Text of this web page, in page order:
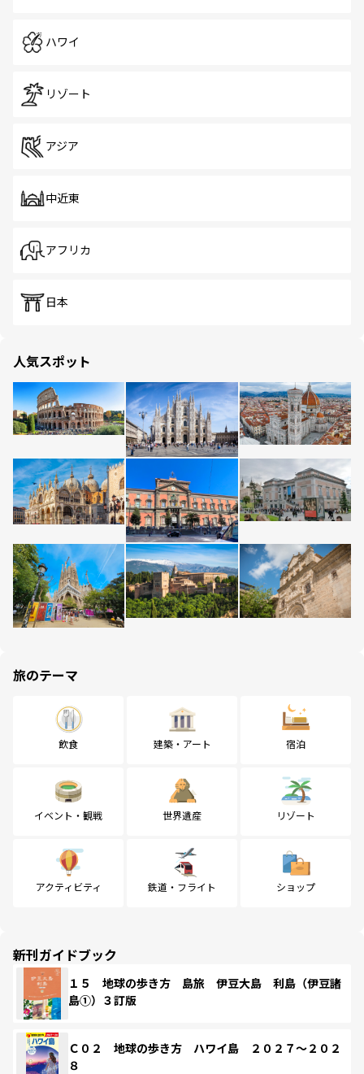
ハワイ
リゾート
アジア
中近東
アフリカ
日本
人気スポット
旅のテーマ
飲食 建築・アート 宿泊
イベント・観戦 世界遺産 リゾート
アクティビティ 鉄道・フライト ショップ
新刊ガイドブック
１５ 地球の歩き方 島旅 伊豆大島 利島（伊豆諸
島①）３訂版
Ｃ０２ 地球の歩き方 ハワイ島 ２０２７～２０２
８